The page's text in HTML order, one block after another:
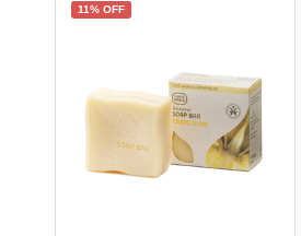
11% OFF